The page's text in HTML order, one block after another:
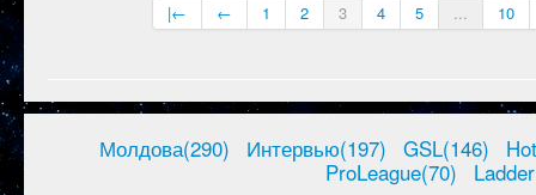
|← ← 1 2 3 4 5 ... 10
Молдова(290) Интервью(197) GSL(146)
ProLeague(70)